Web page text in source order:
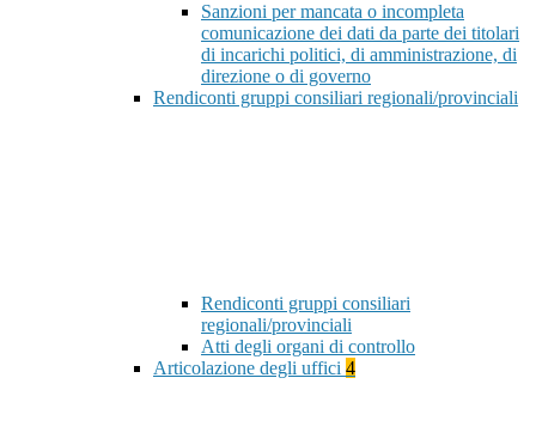
Sanzioni per mancata o incompleta
comunicazione dei dati da parte dei titolari
di incarichi politici, di amministrazione, di
direzione o di governo
Rendiconti gruppi consiliari regionali/provinciali
Rendiconti gruppi consiliari
regionali/provinciali
Atti degli organi di controllo
Articolazione degli uffici 4